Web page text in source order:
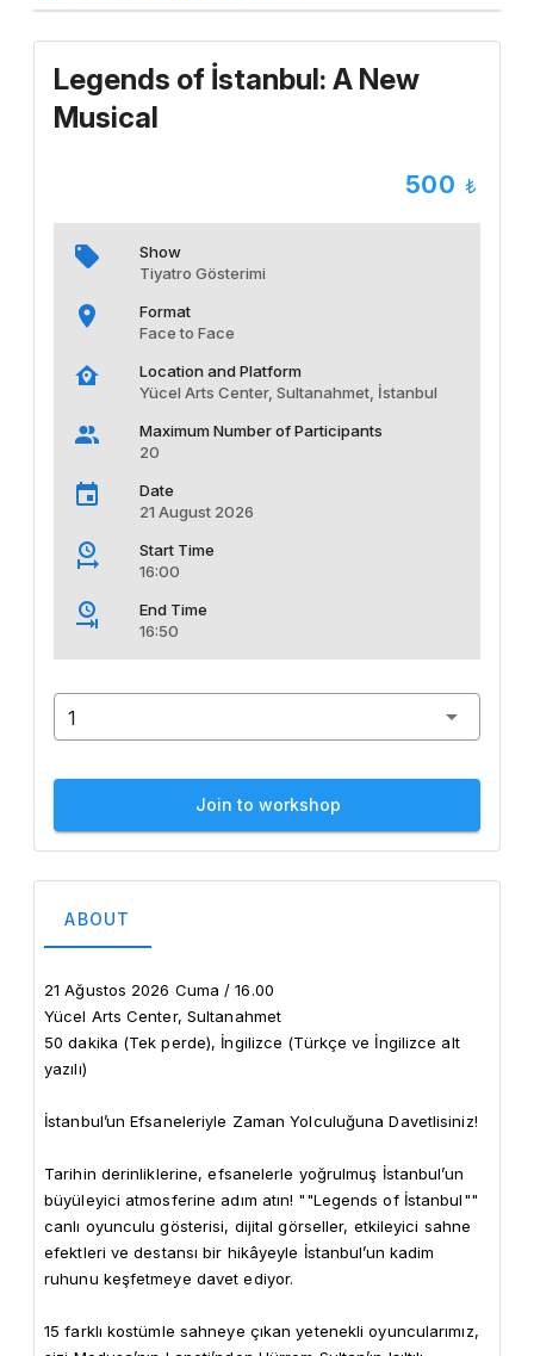
Legends of İstanbul: A New
Musical
500
Show
Tiyatro Gösterimi
Format
Face to Face
Location and Platform
Yücel Arts Center, Sultanahmet, İstanbul
Maximum Number of Participants
20
Date
21 August 2026
Start Time
16:00
End Time
16:50
1
Join to workshop
ABOUT
21 Ağustos 2026 Cuma / 16.00
Yücel Arts Center, Sultanahmet
50 dakika (Tek perde), İngilizce (Türkçe ve İngilizce alt
yazılı)
İstanbul’un Efsaneleriyle Zaman Yolculuğuna Davetlisiniz!
Tarihin derinliklerine, efsanelerle yoğrulmuş İstanbul’un
büyüleyici atmosferine adım atın! ""Legends of İstanbul""
canlı oyunculu gösterisi, dijital görseller, etkileyici sahne
efektleri ve destansı bir hikâyeyle İstanbul’un kadim
ruhunu keşfetmeye davet ediyor.
15 farklı kostümle sahneye çıkan yetenekli oyuncularımız,